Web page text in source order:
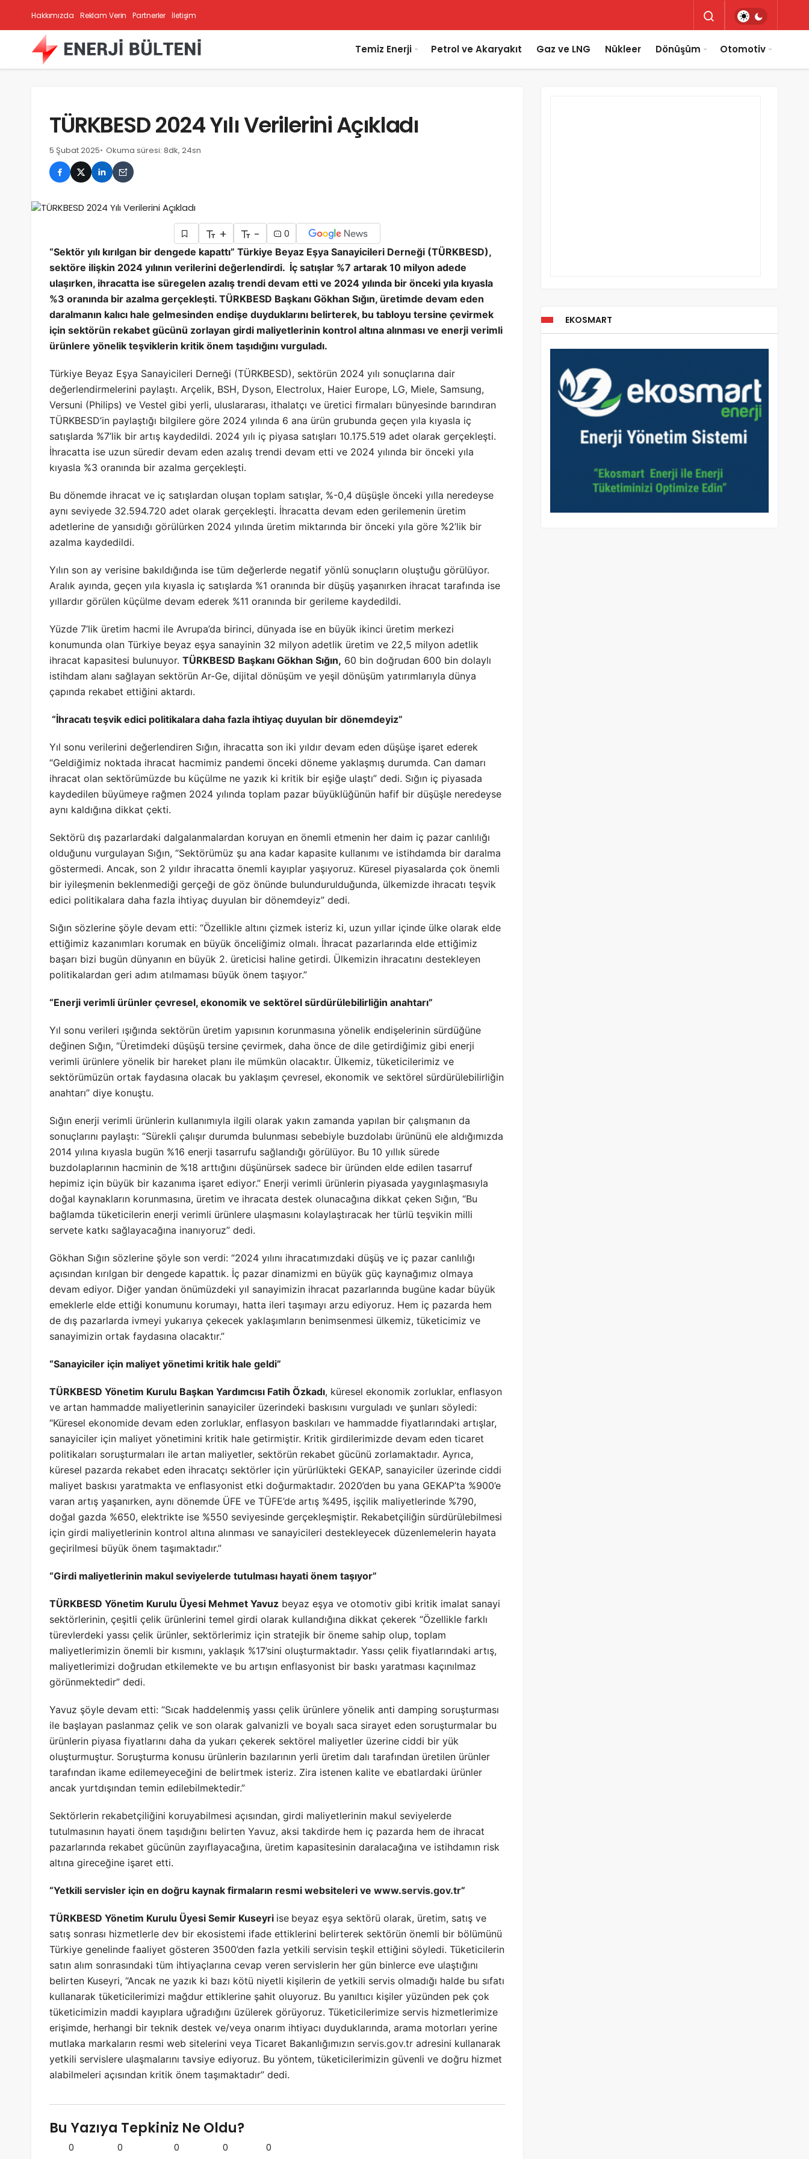
Hakkımızda Reklam Verin Partnerler İletişim
Temiz Enerji Petrol ve Akaryakıt Gaz ve LNG Nükleer Dönüşüm Otomotiv
TÜRKBESD 2024 Yılı Verilerini Açıkladı
5 Şubat 2025 Okuma süresi: 8dk, 24sn
+ -
0
“Sektör yılı kırılgan bir dengede kapattı” Türkiye Beyaz Eşya Sanayicileri Derneği (TÜRKBESD),
sektöre ilişkin 2024 yılının verilerini değerlendirdi. İç satışlar %7 artarak 10 milyon adede
ulaşırken, ihracatta ise süregelen azalış trendi devam etti ve 2024 yılında bir önceki yıla kıyasla
%3 oranında bir azalma gerçekleşti. TÜRKBESD Başkanı Gökhan Sığın, üretimde devam eden
daralmanın kalıcı hale gelmesinden endişe duyduklarını belirterek, bu tabloyu tersine çevirmek
için sektörün rekabet gücünü zorlayan girdi maliyetlerinin kontrol altına alınması ve enerji verimli
ürünlere yönelik teşviklerin kritik önem taşıdığını vurguladı.
Türkiye Beyaz Eşya Sanayicileri Derneği (TÜRKBESD), sektörün 2024 yılı sonuçlarına dair
değerlendirmelerini paylaştı. Arçelik, BSH, Dyson, Electrolux, Haier Europe, LG, Miele, Samsung,
Versuni (Philips) ve Vestel gibi yerli, uluslararası, ithalatçı ve üretici firmaları bünyesinde barındıran
TÜRKBESD’in paylaştığı bilgilere göre 2024 yılında 6 ana ürün grubunda geçen yıla kıyasla iç
satışlarda %7’lik bir artış kaydedildi. 2024 yılı iç piyasa satışları 10.175.519 adet olarak gerçekleşti.
İhracatta ise uzun süredir devam eden azalış trendi devam etti ve 2024 yılında bir önceki yıla
kıyasla %3 oranında bir azalma gerçekleşti.
Bu dönemde ihracat ve iç satışlardan oluşan toplam satışlar, %-0,4 düşüşle önceki yılla neredeyse
aynı seviyede 32.594.720 adet olarak gerçekleşti. İhracatta devam eden gerilemenin üretim
adetlerine de yansıdığı görülürken 2024 yılında üretim miktarında bir önceki yıla göre %2’lik bir
azalma kaydedildi.
Yılın son ay verisine bakıldığında ise tüm değerlerde negatif yönlü sonuçların oluştuğu görülüyor.
Aralık ayında, geçen yıla kıyasla iç satışlarda %1 oranında bir düşüş yaşanırken ihracat tarafında ise
yıllardır görülen küçülme devam ederek %11 oranında bir gerileme kaydedildi.
Yüzde 7’lik üretim hacmi ile Avrupa’da birinci, dünyada ise en büyük ikinci üretim merkezi
konumunda olan Türkiye beyaz eşya sanayinin 32 milyon adetlik üretim ve 22,5 milyon adetlik
ihracat kapasitesi bulunuyor. TÜRKBESD Başkanı Gökhan Sığın, 60 bin doğrudan 600 bin dolaylı
istihdam alanı sağlayan sektörün Ar-Ge, dijital dönüşüm ve yeşil dönüşüm yatırımlarıyla dünya
çapında rekabet ettiğini aktardı.
“İhracatı teşvik edici politikalara daha fazla ihtiyaç duyulan bir dönemdeyiz”
Yıl sonu verilerini değerlendiren Sığın, ihracatta son iki yıldır devam eden düşüşe işaret ederek
“Geldiğimiz noktada ihracat hacmimiz pandemi önceki döneme yaklaşmış durumda. Can damarı
ihracat olan sektörümüzde bu küçülme ne yazık ki kritik bir eşiğe ulaştı” dedi. Sığın iç piyasada
kaydedilen büyümeye rağmen 2024 yılında toplam pazar büyüklüğünün hafif bir düşüşle neredeyse
aynı kaldığına dikkat çekti.
Sektörü dış pazarlardaki dalgalanmalardan koruyan en önemli etmenin her daim iç pazar canlılığı
olduğunu vurgulayan Sığın, “Sektörümüz şu ana kadar kapasite kullanımı ve istihdamda bir daralma
göstermedi. Ancak, son 2 yıldır ihracatta önemli kayıplar yaşıyoruz. Küresel piyasalarda çok önemli
bir iyileşmenin beklenmediği gerçeği de göz önünde bulundurulduğunda, ülkemizde ihracatı teşvik
edici politikalara daha fazla ihtiyaç duyulan bir dönemdeyiz” dedi.
Sığın sözlerine şöyle devam etti: “Özellikle altını çizmek isteriz ki, uzun yıllar içinde ülke olarak elde
ettiğimiz kazanımları korumak en büyük önceliğimiz olmalı. İhracat pazarlarında elde ettiğimiz
başarı bizi bugün dünyanın en büyük 2. üreticisi haline getirdi. Ülkemizin ihracatını destekleyen
politikalardan geri adım atılmaması büyük önem taşıyor.”
“Enerji verimli ürünler çevresel, ekonomik ve sektörel sürdürülebilirliğin anahtarı”
Yıl sonu verileri ışığında sektörün üretim yapısının korunmasına yönelik endişelerinin sürdüğüne
değinen Sığın, “Üretimdeki düşüşü tersine çevirmek, daha önce de dile getirdiğimiz gibi enerji
verimli ürünlere yönelik bir hareket planı ile mümkün olacaktır. Ülkemiz, tüketicilerimiz ve
sektörümüzün ortak faydasına olacak bu yaklaşım çevresel, ekonomik ve sektörel sürdürülebilirliğin
anahtarı” diye konuştu.
Sığın enerji verimli ürünlerin kullanımıyla ilgili olarak yakın zamanda yapılan bir çalışmanın da
sonuçlarını paylaştı: “Sürekli çalışır durumda bulunması sebebiyle buzdolabı ürününü ele aldığımızda
2014 yılına kıyasla bugün %16 enerji tasarrufu sağlandığı görülüyor. Bu 10 yıllık sürede
buzdolaplarının hacminin de %18 arttığını düşünürsek sadece bir üründen elde edilen tasarruf
hepimiz için büyük bir kazanıma işaret ediyor.” Enerji verimli ürünlerin piyasada yaygınlaşmasıyla
doğal kaynakların korunmasına, üretim ve ihracata destek olunacağına dikkat çeken Sığın, “Bu
bağlamda tüketicilerin enerji verimli ürünlere ulaşmasını kolaylaştıracak her türlü teşvikin milli
servete katkı sağlayacağına inanıyoruz” dedi.
Gökhan Sığın sözlerine şöyle son verdi: “2024 yılını ihracatımızdaki düşüş ve iç pazar canlılığı
açısından kırılgan bir dengede kapattık. İç pazar dinamizmi en büyük güç kaynağımız olmaya
devam ediyor. Diğer yandan önümüzdeki yıl sanayimizin ihracat pazarlarında bugüne kadar büyük
emeklerle elde ettiği konumunu korumayı, hatta ileri taşımayı arzu ediyoruz. Hem iç pazarda hem
de dış pazarlarda ivmeyi yukarıya çekecek yaklaşımların benimsenmesi ülkemiz, tüketicimiz ve
sanayimizin ortak faydasına olacaktır.”
“Sanayiciler için maliyet yönetimi kritik hale geldi”
TÜRKBESD Yönetim Kurulu Başkan Yardımcısı Fatih Özkadı, küresel ekonomik zorluklar, enflasyon
ve artan hammadde maliyetlerinin sanayiciler üzerindeki baskısını vurguladı ve şunları söyledi:
“Küresel ekonomide devam eden zorluklar, enflasyon baskıları ve hammadde fiyatlarındaki artışlar,
sanayiciler için maliyet yönetimini kritik hale getirmiştir. Kritik girdilerimizde devam eden ticaret
politikaları soruşturmaları ile artan maliyetler, sektörün rekabet gücünü zorlamaktadır. Ayrıca,
küresel pazarda rekabet eden ihracatçı sektörler için yürürlükteki GEKAP, sanayiciler üzerinde ciddi
maliyet baskısı yaratmakta ve enflasyonist etki doğurmaktadır. 2020’den bu yana GEKAP’ta %900’e
varan artış yaşanırken, aynı dönemde ÜFE ve TÜFE’de artış %495, işçilik maliyetlerinde %790,
doğal gazda %650, elektrikte ise %550 seviyesinde gerçekleşmiştir. Rekabetçiliğin sürdürülebilmesi
için girdi maliyetlerinin kontrol altına alınması ve sanayicileri destekleyecek düzenlemelerin hayata
geçirilmesi büyük önem taşımaktadır.”
“Girdi maliyetlerinin makul seviyelerde tutulması hayati önem taşıyor”
TÜRKBESD Yönetim Kurulu Üyesi Mehmet Yavuz beyaz eşya ve otomotiv gibi kritik imalat sanayi
sektörlerinin, çeşitli çelik ürünlerini temel girdi olarak kullandığına dikkat çekerek “Özellikle farklı
türevlerdeki yassı çelik ürünler, sektörlerimiz için stratejik bir öneme sahip olup, toplam
maliyetlerimizin önemli bir kısmını, yaklaşık %17’sini oluşturmaktadır. Yassı çelik fiyatlarındaki artış,
maliyetlerimizi doğrudan etkilemekte ve bu artışın enflasyonist bir baskı yaratması kaçınılmaz
görünmektedir” dedi.
Yavuz şöyle devam etti: “Sıcak haddelenmiş yassı çelik ürünlere yönelik anti damping soruşturması
ile başlayan paslanmaz çelik ve son olarak galvanizli ve boyalı saca sirayet eden soruşturmalar bu
ürünlerin piyasa fiyatlarını daha da yukarı çekerek sektörel maliyetler üzerine ciddi bir yük
oluşturmuştur. Soruşturma konusu ürünlerin bazılarının yerli üretim dalı tarafından üretilen ürünler
tarafından ikame edilemeyeceğini de belirtmek isteriz. Zira istenen kalite ve ebatlardaki ürünler
ancak yurtdışından temin edilebilmektedir.”
Sektörlerin rekabetçiliğini koruyabilmesi açısından, girdi maliyetlerinin makul seviyelerde
tutulmasının hayati önem taşıdığını belirten Yavuz, aksi takdirde hem iç pazarda hem de ihracat
pazarlarında rekabet gücünün zayıflayacağına, üretim kapasitesinin daralacağına ve istihdamın risk
altına gireceğine işaret etti.
“Yetkili servisler için en doğru kaynak firmaların resmi websiteleri ve www.servis.gov.tr”
TÜRKBESD Yönetim Kurulu Üyesi Semir Kuseyri ise beyaz eşya sektörü olarak, üretim, satış ve
satış sonrası hizmetlerle dev bir ekosistemi ifade ettiklerini belirterek sektörün önemli bir bölümünü
Türkiye genelinde faaliyet gösteren 3500’den fazla yetkili servisin teşkil ettiğini söyledi. Tüketicilerin
satın alım sonrasındaki tüm ihtiyaçlarına cevap veren servislerin her gün binlerce eve ulaştığını
belirten Kuseyri, “Ancak ne yazık ki bazı kötü niyetli kişilerin de yetkili servis olmadığı halde bu sıfatı
kullanarak tüketicilerimizi mağdur ettiklerine şahit oluyoruz. Bu yanıltıcı kişiler yüzünden pek çok
tüketicimizin maddi kayıplara uğradığını üzülerek görüyoruz. Tüketicilerimize servis hizmetlerimize
erişimde, herhangi bir teknik destek ve/veya onarım ihtiyacı duyduklarında, arama motorları yerine
mutlaka markaların resmi web sitelerini veya Ticaret Bakanlığımızın servis.gov.tr adresini kullanarak
yetkili servislere ulaşmalarını tavsiye ediyoruz. Bu yöntem, tüketicilerimizin güvenli ve doğru hizmet
alabilmeleri açısından kritik önem taşımaktadır” dedi.
Bu Yazıya Tepkiniz Ne Oldu?
0 0 0 0 0
EKOSMART